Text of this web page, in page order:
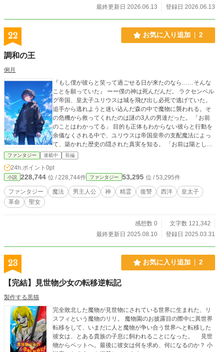
最終更新日 2026.06.13
登録日 2026.06.13
22 お気に入り追加 2
調和の王
俐月
『もし僕が彼らと笑って過ごせる日が来たのなら……そんな
ことを願っていた』 ーー僕の神は死んだんだ。 ラクセンベル
グ帝国、皇太子ユリウスは城を飛び出し必死で逃げていた。
追手から逃れようと迷い込んだ森の中で魔物に襲われる。そ
の危機から救ってくれたのは謎の3人の男達だった。 「お前
のことはわかってる」 目的も正体もわからない彼らと行動を
余儀なくされる中で、ユリウスは帝国皇帝の支配魔法によっ
て、築かれた歴史の隠された真実を知る。 「お前は陽として
そこに立つだけでいい。俺たちがお前の影になる」 彼らが選
んだ運命と制約を知ったユリウスは逃げた運命に再び向き合
う。 神々と精霊、剣と魔法が複雑に絡み合い織り成す世界で
ユリウスは立ち向かい、決められた運命の轍を塗り替える。
人々の記憶から消し去られた真実の記録が語られるーー
ファンタジー 連載中 長編
24h.ポイント 0pt
小説 228,744 位 / 228,744件 ファンタジー 53,295 位 / 53,295件
ファンタジー 魔法 男主人公 神 精霊 復讐 西洋
皇太子
革命
聖女
感想数 0
文字数 121,342
最終更新日 2025.08.10
登録日 2025.03.31
23 お気に入り追加 2
【完結】見世物少女の転移逆転記
製作する黒猫
完全敗北した魔物が見世物にされている世界に生まれた、リ
スフィという魔物のリリ。 魔物園のお披露目の際中に異世界
転移をして、いまだに人と魔物が争い合う世界へと転移した
彼女は、とある貴族の子息に飼われることになった。 見世
物からペットへ。最後に彼女は何を求め、何になるのか？ 小